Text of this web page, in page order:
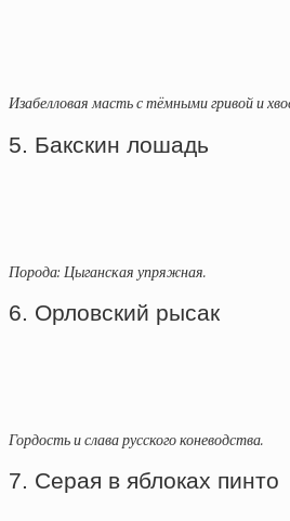
Изабелловая масть с тёмными гривой и
5. Бакскин лошадь
Порода: Цыганская упряжная.
6. Орловский рысак
Гордость и слава русского коневодства.
7. Серая в яблоках пинто